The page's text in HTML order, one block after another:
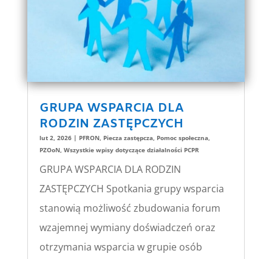
GRUPA WSPARCIA DLA
RODZIN ZASTĘPCZYCH
lut 2, 2026| PFRON, Piecza zastępcza, Pomoc społeczna,
PZOoN, Wszystkie wpisy dotyczące działalności PCPR
GRUPA WSPARCIA DLA RODZIN
ZASTĘPCZYCH Spotkania grupy wsparcia
stanowią możliwość zbudowania forum
wzajemnej wymiany doświadczeń oraz
otrzymania wsparcia w grupie osób